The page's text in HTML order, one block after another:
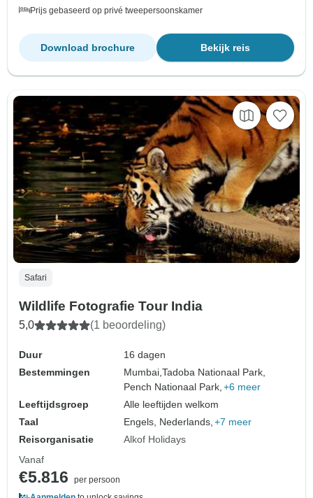
Prijs gebaseerd op privé tweepersoonskamer
Bekijk reis
Download brochure
Safari
Wildlife Fotografie Tour India
5,0 (1 beoordeling)
Duur
16 dagen
Bestemmingen
Mumbai,Tadoba Nationaal Park,
Pench Nationaal Park, +6 meer
Leeftijdsgroep
Alle leeftijden welkom
Taal
Engels, Nederlands, +7 meer
Reisorganisatie
Alkof Holidays
Vanaf
€5.816
per persoon